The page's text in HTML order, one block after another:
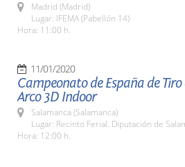
Madrid (Madrid)
Lugar: IFEMA (Pabellón 14)
Hora: 11:00 h.
11/01/2020
Campeonato de España de Tiro
Arco 3D Indoor
Salamanca (Salamanca)
Lugar: Recinto Ferial. Diputación de
Hora: 12:00 h.